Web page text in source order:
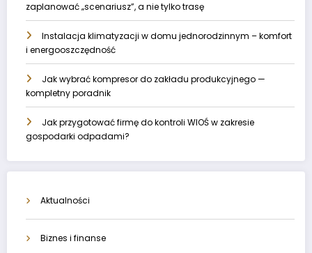
zaplanować „scenariusz”, a nie tylko trasę
Instalacja klimatyzacji w domu jednorodzinnym – komfort
i energooszczędność
Jak wybrać kompresor do zakładu produkcyjnego —
kompletny poradnik
Jak przygotować firmę do kontroli WIOŚ w zakresie
gospodarki odpadami?
Aktualności
Biznes i finanse